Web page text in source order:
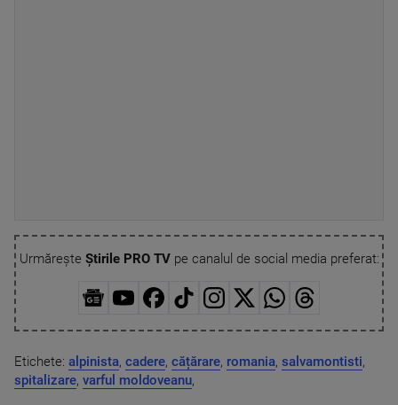
Urmărește Știrile PRO TVpe canalul de social media preferat:
Etichete: alpinista, cadere, cățărare, romania, salvamontisti,
spitalizare, varful moldoveanu,